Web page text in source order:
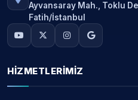
Ayvansaray Mah., Toklu
Fatih/İstanbul
HIZMETLERIMIZ